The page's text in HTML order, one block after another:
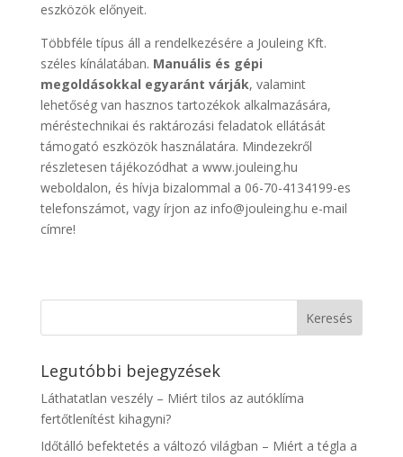
eszközök előnyeit.
Többféle típus áll a rendelkezésére a Jouleing Kft.
széles kínálatában. Manuális és gépi
megoldásokkal egyaránt várják, valamint
lehetőség van hasznos tartozékok alkalmazására,
méréstechnikai és raktározási feladatok ellátását
támogató eszközök használatára. Mindezekről
részletesen tájékozódhat a www.jouleing.hu
weboldalon, és hívja bizalommal a 06-70-4134199-es
telefonszámot, vagy írjon az info@jouleing.hu e-mail
címre!
Legutóbbi bejegyzések
Láthatatlan veszély – Miért tilos az autóklíma
fertőtlenítést kihagyni?
Időtálló befektetés a változó világban – Miért a tégla a